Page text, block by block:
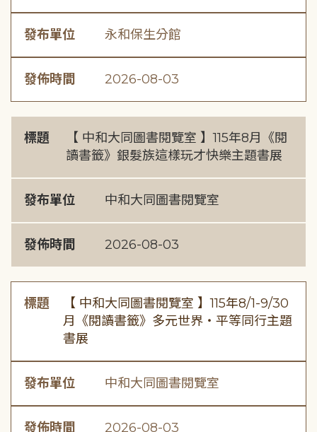
發布單位 永和保生分館
發佈時間 2026-08-03
標題
【 中和大同圖書閱覽室 】115年8月《閱
讀書籤》銀髮族這樣玩才快樂主題書展
發布單位 中和大同圖書閱覽室
發佈時間 2026-08-03
標題
【 中和大同圖書閱覽室 】115年8/1-9/30
月《閱讀書籤》多元世界・平等同行主題
書展
發布單位 中和大同圖書閱覽室
發佈時間 2026-08-03